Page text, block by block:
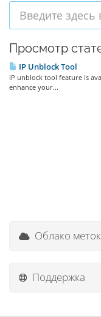
Просмотр
IP Unblock Tool
IP unblock tool feature is
enhance your...
Облако меток
Поддержка